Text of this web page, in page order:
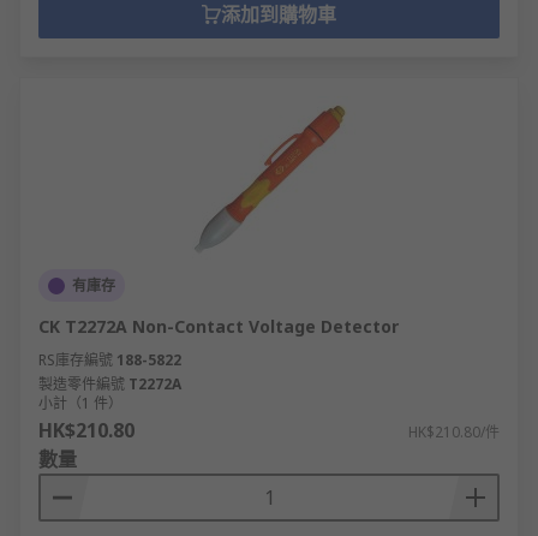
添加到購物車
有庫存
CK T2272A Non-Contact Voltage Detector
RS庫存編號 188-5822
製造零件編號 T2272A
小計（1 件）
HK$210.80 HK$210.80/件
數量